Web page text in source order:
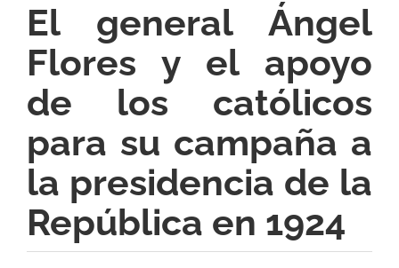
El general Ángel
Flores y el apoyo
de los católicos
para su campaña a
la presidencia de la
República en 1924